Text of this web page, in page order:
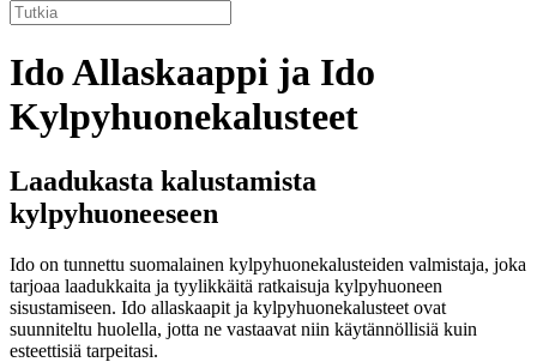
Ido Allaskaappi ja Ido
Kylpyhuonekalusteet
Laadukasta kalustamista
kylpyhuoneeseen
Ido on tunnettu suomalainen kylpyhuonekalusteiden valmistaja, joka
tarjoaa laadukkaita ja tyylikkäitä ratkaisuja kylpyhuoneen
sisustamiseen. Ido allaskaapit ja kylpyhuonekalusteet ovat
suunniteltu huolella, jotta ne vastaavat niin käytännöllisiä kuin
esteettisiä tarpeitasi.